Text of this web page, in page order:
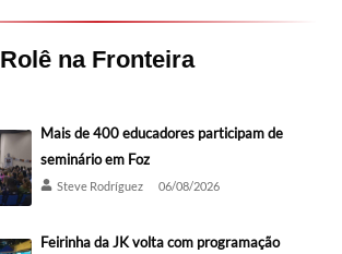
Rolê na Fronteira
Mais de 400 educadores participam de
seminário em Foz
Steve Rodríguez 06/08/2026
Feirinha da JK volta com programação